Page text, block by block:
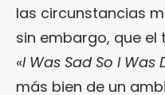
las circunstancias
sin embargo, que el
«I Was Sad So I Was
más bien de un